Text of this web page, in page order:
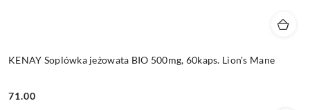
KENAY Soplówka jeżowata BIO 500mg, 60kaps. Lion's Mane
Cena:
71.00